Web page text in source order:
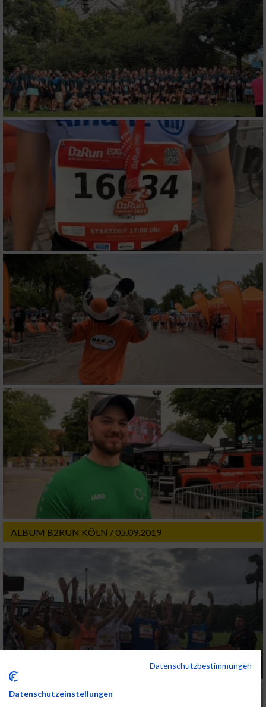
ALBUM B2RUN KÖLN / 05.09.2019
Datenschutzbestimmungen
Datenschutzeinstellungen